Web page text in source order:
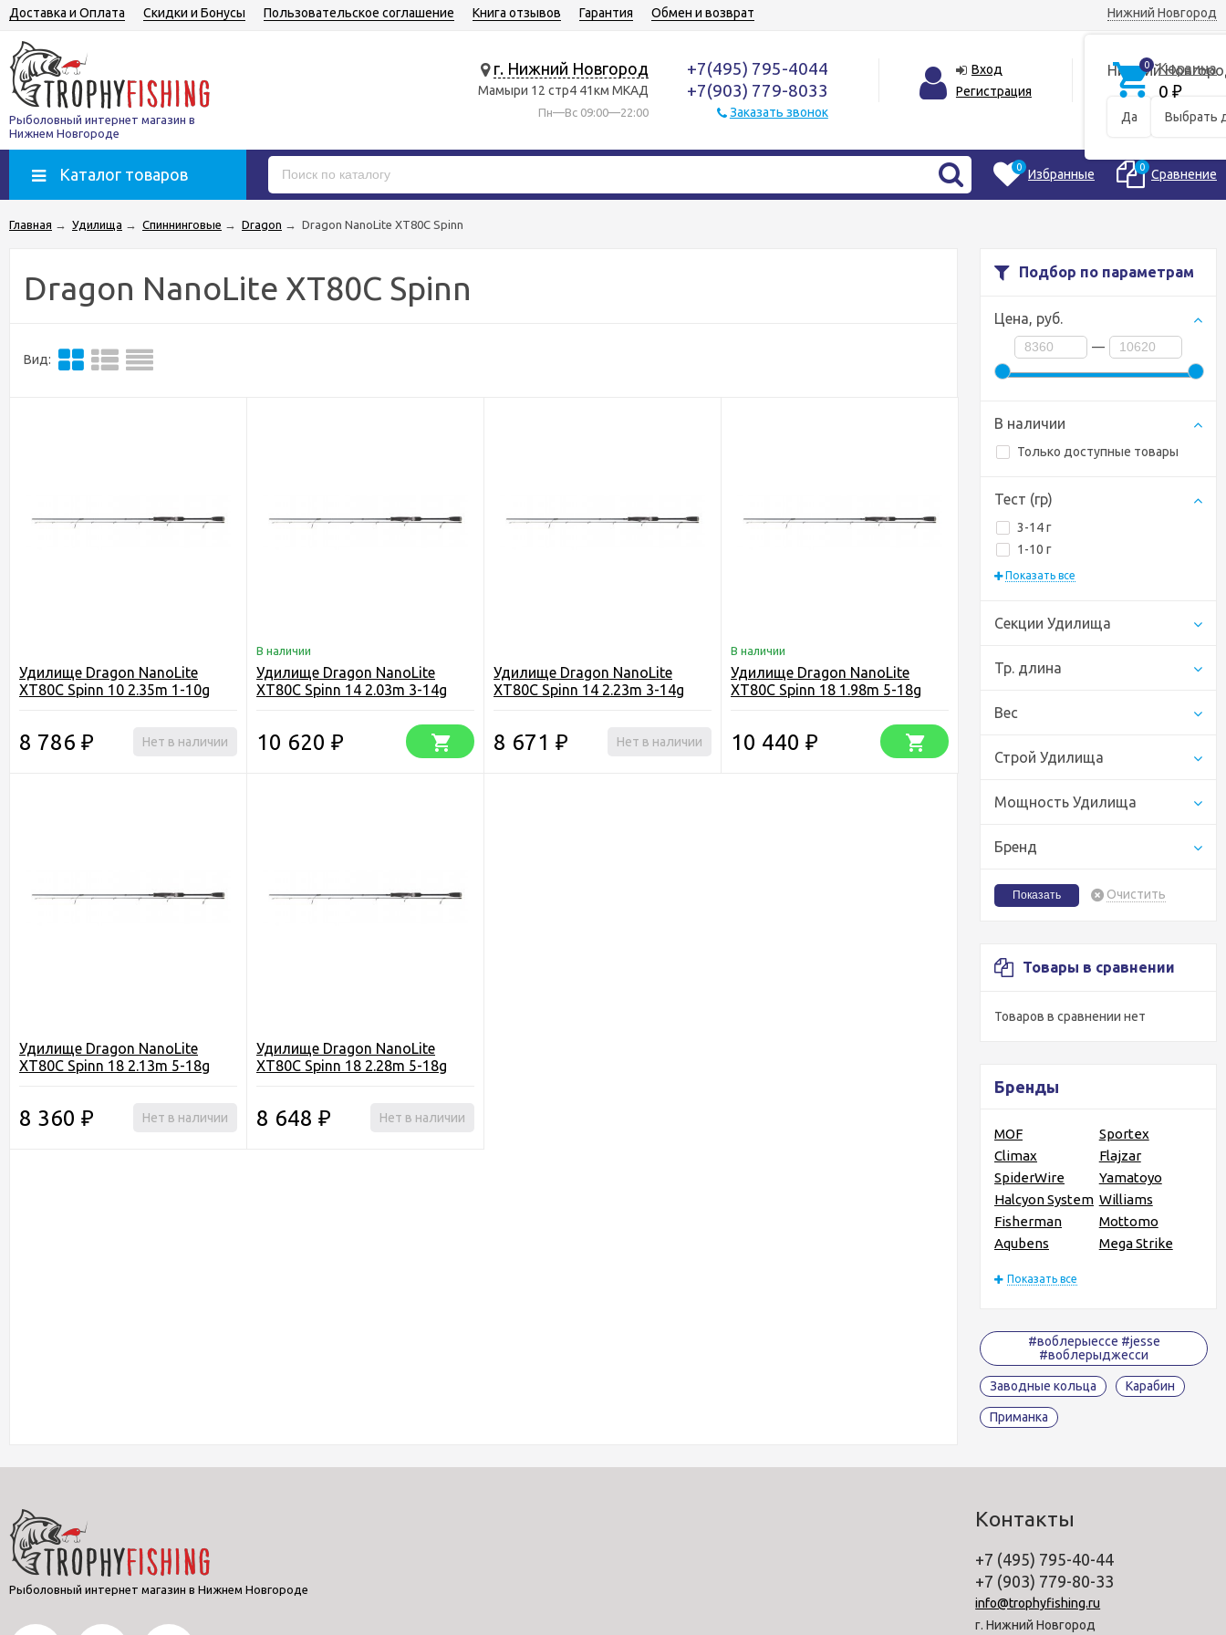
Нижний Новгород
Нижний
Да Выбрать
Доставка и Оплата Скидки и Бонусы Пользовательское соглашение Книга отзывов Гарантия Обмен и возврат
Рыболовный интернет магазин в
Нижнем Новгороде
г. Нижний Новгород
Мамыри 12 стр4 41км МКАД
Пн—Вс 09:00—22:00
+7(495) 795-4044
+7(903) 779-8033
Заказать звонок
Вход
Регистрация
0 Корзина
0 ₽
Каталог товаров 0 Избранные 0 Сравнение
Главная → Удилища → Спиннинговые → Dragon → Dragon NanoLite XT80C Spinn
Подбор по параметрам
Цена, руб.
—
В наличии
Только доступные товары
Тест (гр)
3-14 г
1-10 г
Показать все
Секции Удилища
Тр. длина
Вес
Строй Удилища
Мощность Удилища
Бренд
Очистить
Товары в сравнении
Товаров в сравнении нет
Бренды
MOF
Sportex
Climax
Flajzar
SpiderWire
Yamatoyo
Halcyon System Williams
Fisherman
Mottomo
Aqubens
Mega Strike
Показать все
#воблерыессе #jesse
#воблерыджесси
Заводные кольца Карабин
Приманка
Dragon NanoLite XT80C Spinn
Вид:
Удилище Dragon NanoLite
XT80C Spinn 10 2.35m 1-10g
8 786 ₽ Нет в наличии
В наличии
Удилище Dragon NanoLite
XT80C Spinn 14 2.03m 3-14g
10 620 ₽
Удилище Dragon NanoLite
XT80C Spinn 14 2.23m 3-14g
8 671 ₽ Нет в наличии
В наличии
Удилище Dragon NanoLite
XT80C Spinn 18 1.98m 5-18g
10 440 ₽
Удилище Dragon NanoLite
XT80C Spinn 18 2.13m 5-18g
8 360 ₽ Нет в наличии
Удилище Dragon NanoLite
XT80C Spinn 18 2.28m 5-18g
8 648 ₽ Нет в наличии
Рыболовный интернет магазин в Нижнем Новгороде
Контакты
+7 (495) 795-40-44
+7 (903) 779-80-33
info@trophyfishing.ru
г. Нижний Новгород